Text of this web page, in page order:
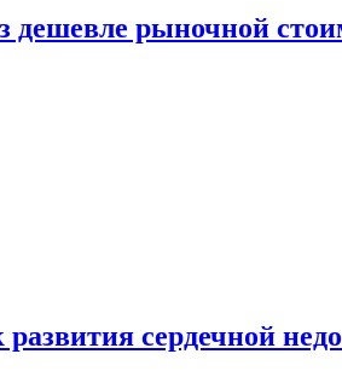
дешевле рыночной
сердечной